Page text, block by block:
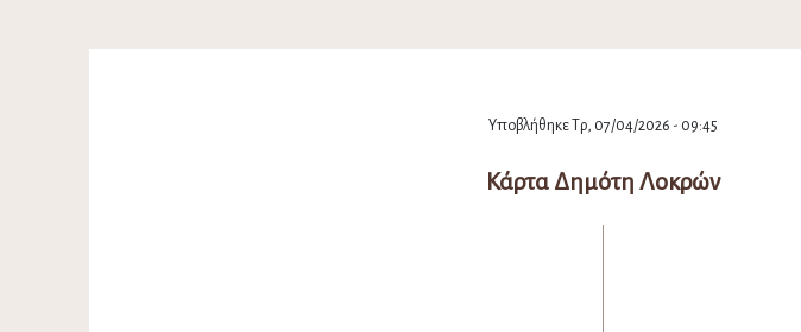
Υποβλήθηκε Τρ, 07/04/2026 - 09:45
Κάρτα Δημότη Λοκρών